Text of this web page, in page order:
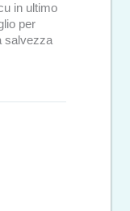
in ultimo
per
salvezza